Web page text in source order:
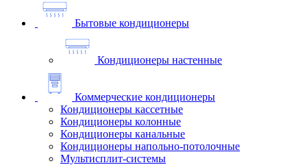
Бытовые кондиционеры
Кондиционеры настенные
Коммерческие кондиционеры
Кондиционеры кассетные
Кондиционеры колонные
Кондиционеры канальные
Кондиционеры напольно-потолочные
Мультисплит-системы